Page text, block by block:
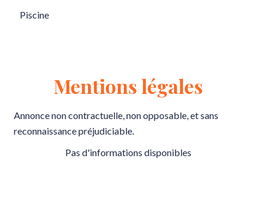
Piscine
Mentions légales
Annonce non contractuelle, non opposable, et sans
reconnaissance préjudiciable.
Pas d'informations disponibles